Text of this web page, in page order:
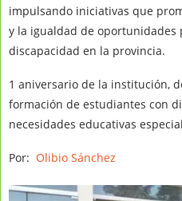
impulsando iniciativas que
y la igualdad de oportunidades
discapacidad en la provincia.
1 aniversario de la institución,
formación de estudiantes con
necesidades educativas
Por: Olibio Sánchez